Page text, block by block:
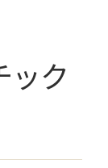
ック